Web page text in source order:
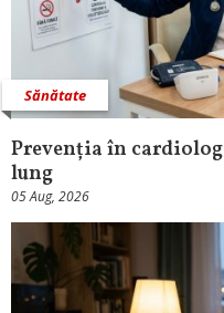
Sănătate
Prevenția în
lung
05 Aug, 2026